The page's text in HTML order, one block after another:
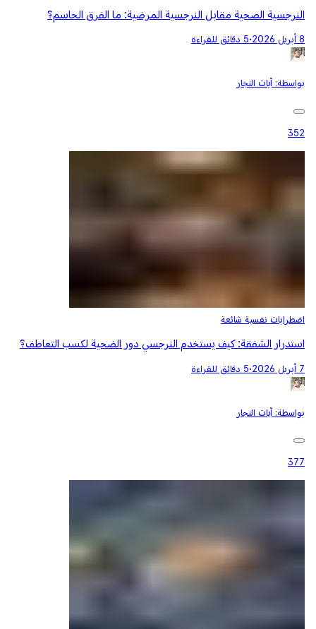
النرجسية الصحية مقابل النرجسية المرضية: ما الفرق الحاسم؟
8 أبريل 2026 •5 دقائق للقراءة
بواسطة: آيات النجار
352
اضطرابات نفسية شائعة
استدرار الشفقة: كيف يستخدم النرجسي دور الضحية لكسب التعاطف؟
7 أبريل 2026 •5 دقائق للقراءة
بواسطة: آيات النجار
377